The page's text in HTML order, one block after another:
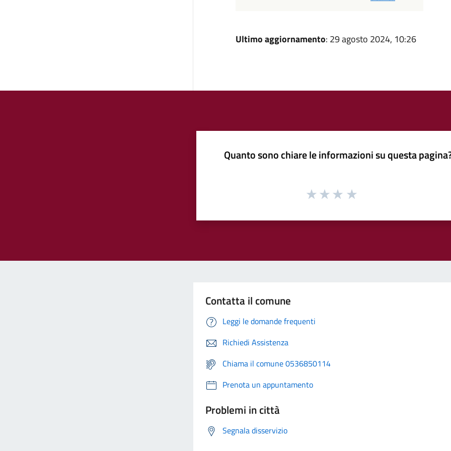
Ultimo aggiornamento: 29 agosto 2024, 10:26
Quanto sono chiare le informazioni su questa
Contatta il comune
Leggi le domande frequenti
Richiedi Assistenza
Chiama il comune 0536850114
Prenota un appuntamento
Problemi in città
Segnala disservizio